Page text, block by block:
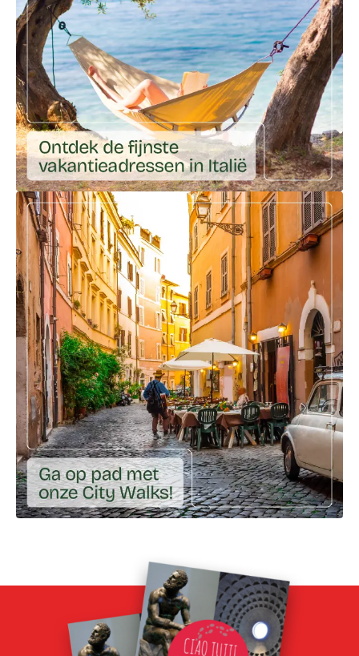
Ga naar externe link: https://ciaotutti.nl/droomplekken-